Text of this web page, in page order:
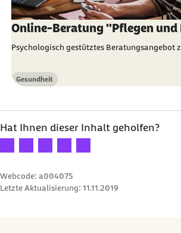
Online-Beratung "Pflegen und
Psychologisch gestütztes Beratungsangebot
Kategorie
Gesundheit
Hat Ihnen dieser Inhalt geholfen?
Ihre Bewertung: 1 Stern
Ihre Bewertung: 2 Sterne
Ihre Bewertung: 3 Sterne
Ihre Bewertung: 4 Sterne
Ihre Bewertung: 5 Sterne
Webcode: a004075
Letzte Aktualisierung: 11.11.2019